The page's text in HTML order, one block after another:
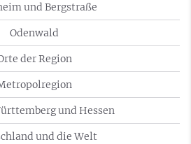
und Bergstraße
Odenwald
der Region
und Hessen
und die Welt